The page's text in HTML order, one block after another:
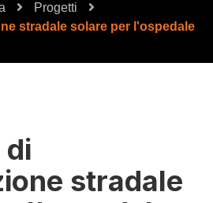
Progetti
stradale solare per l'ospedale
di
stradale